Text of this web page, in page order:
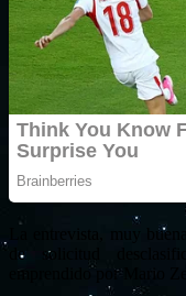
La entrevista, muy
de solicitud
emprendido por Mario